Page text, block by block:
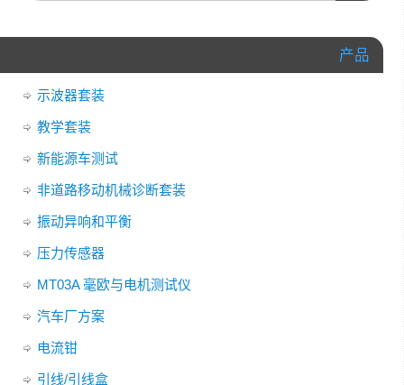
产品
示波器套装
教学套装
新能源车测试
非道路移动机械诊断套装
振动异响和平衡
压力传感器
MT03A 毫欧与电机测试仪
汽车厂方案
电流钳
引线/引线盒